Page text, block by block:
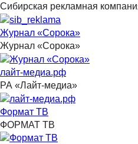
Сибирская рекламная
Журнал «Сорока»
Журнал «Сорока»
лайт-медиа.рф
РА «Лайт-медиа»
Формат ТВ
ФОРМАТ ТВ